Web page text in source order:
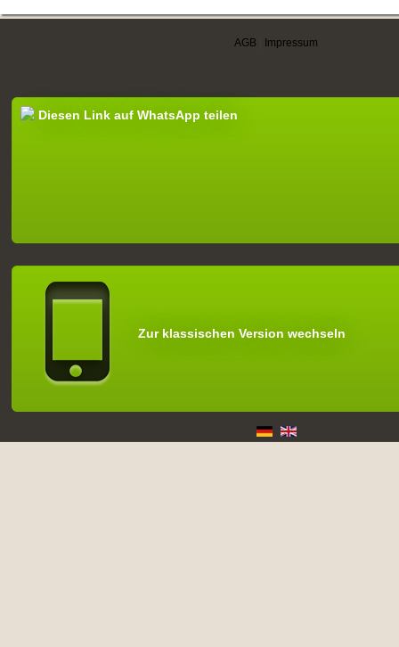
AGB Impressum
Diesen Link auf WhatsApp teilen
Zur klassischen Version wechseln